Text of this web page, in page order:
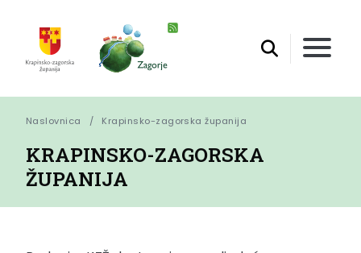
Naslovnica Krapinsko-zagorska županija
KRAPINSKO-ZAGORSKA
ŽUPANIJA